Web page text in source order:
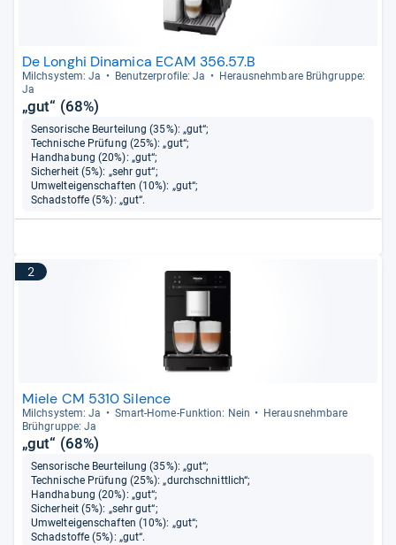
De Longhi Dinamica ECAM 356.57.B
Milch­sys­tem: Ja Benut­zer­pro­file: Ja
Her­aus­nehm­bare Brüh­gruppe:
Ja
„gut“ (68%)
Sensorische Beurteilung (35%): „gut“;
Technische Prüfung (25%): „gut“;
Handhabung (20%): „gut“;
Sicherheit (5%): „sehr gut“;
Umwelteigenschaften (10%): „gut“;
Schadstoffe (5%): „gut“.
2
Miele CM 5310 Silence
Milch­sys­tem: Ja Smart-​Home-​Funk­tion: Nein
Her­aus­nehm­bare
Brüh­gruppe: Ja
„gut“ (68%)
Sensorische Beurteilung (35%): „gut“;
Technische Prüfung (25%): „durchschnittlich“;
Handhabung (20%): „gut“;
Sicherheit (5%): „sehr gut“;
Umwelteigenschaften (10%): „gut“;
Schadstoffe (5%): „gut“.